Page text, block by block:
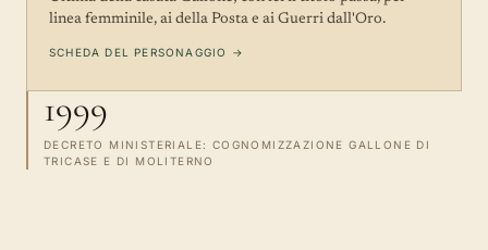
linea femminile, ai della Posta e ai Guerri dall'Oro.
SCHEDA DEL PERSONAGGIO →
1999
DECRETO MINISTERIALE: COGNOMIZZAZIONE GALLONE DI
TRICASE E DI MOLITERNO